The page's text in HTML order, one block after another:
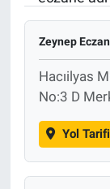
Zeynep
Hacıilyas
No:3 D
Yol
Spor